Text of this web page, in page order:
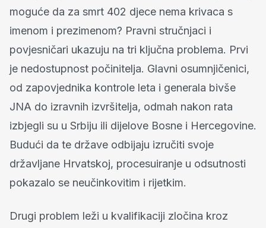
moguće da za smrt 402 djece nema krivaca s
imenom i prezimenom? Pravni stručnjaci i
povjesničari ukazuju na tri ključna problema. Prvi
je nedostupnost počinitelja. Glavni osumnjičenici,
od zapovjednika kontrole leta i generala bivše
JNA do izravnih izvršitelja, odmah nakon rata
izbjegli su u Srbiju ili dijelove Bosne i Hercegovine.
Budući da te države odbijaju izručiti svoje
državljane Hrvatskoj, procesuiranje u odsutnosti
pokazalo se neučinkovitim i rijetkim.
Drugi problem leži u kvalifikaciji zločina kroz